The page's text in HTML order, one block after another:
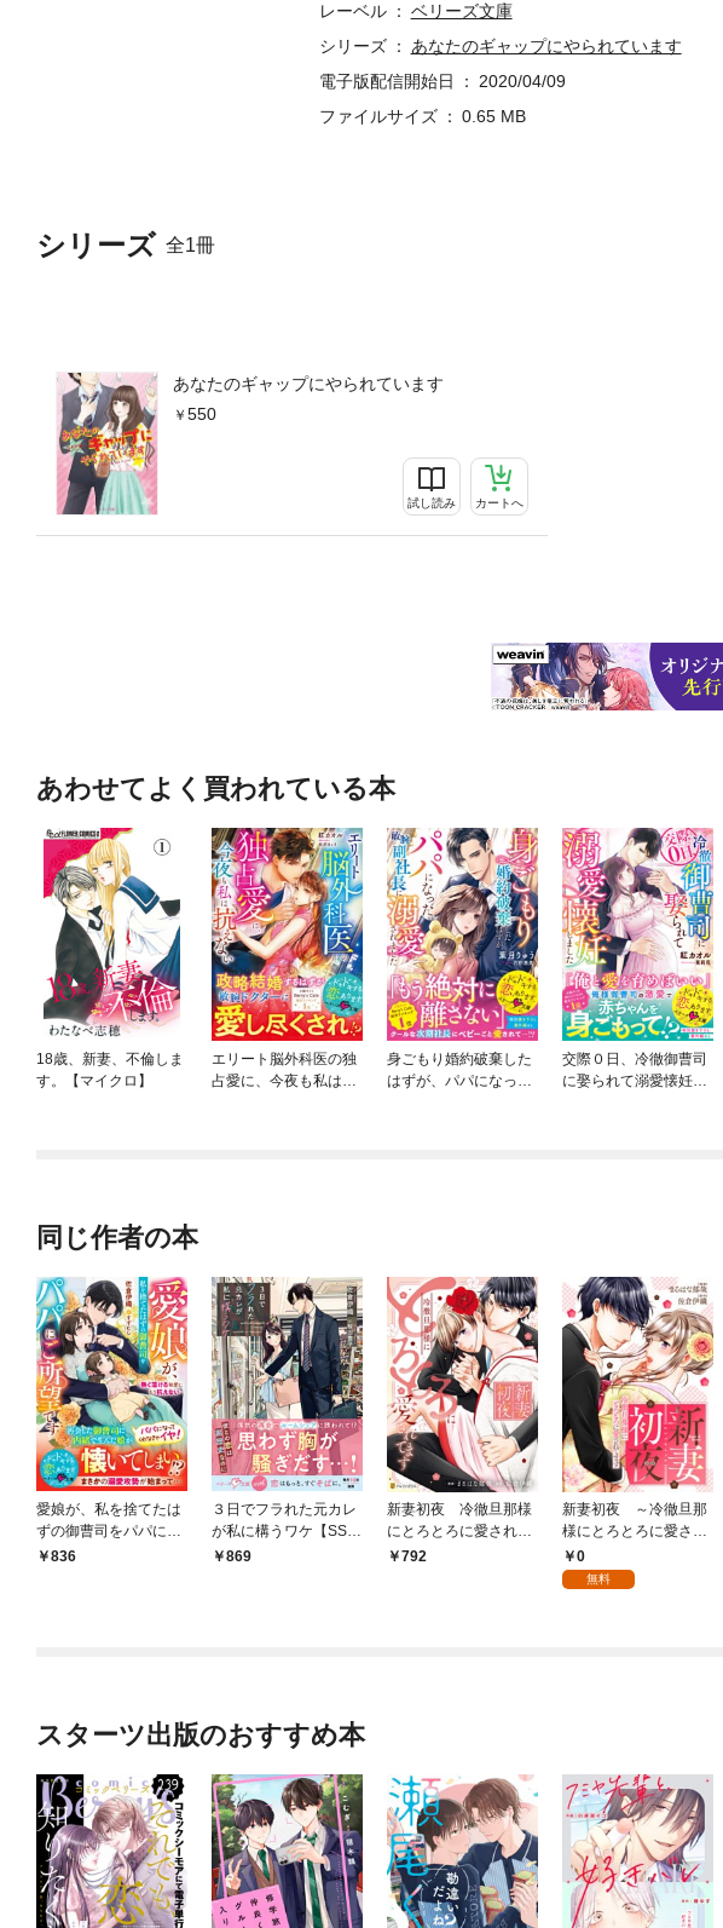
シリーズ 全1冊
あなたのギャップにやられています
550
試し読み カートへ
レーベル
ベリーズ文庫
シリーズ
あなたのギャップにやられています
電子版配信開始日
2020/04/09
ファイルサイズ
0.65 MB
あわせてよく買われている本
18歳、新妻、不倫しま
す。【マイクロ】
エリート脳外科医の独
占愛に、今夜も私は抗
身ごもり婚約破棄した
はずが、パパになった
交際０日、冷徹御曹司
に娶られて溺愛懐妊し
同じ作者の本
愛娘が、私を捨てたは
ずの御曹司をパパにご
所望です～熱く蕩ける
836
３日でフラれた元カレ
が私に構うワケ【SS付
き】869
新妻初夜 冷徹旦那様
にとろとろに愛されて
ます792
新妻初夜 ～冷徹旦那
様にとろとろに愛され
てます～（分冊版）第
１話
0
無料
スターツ出版のおすすめ本